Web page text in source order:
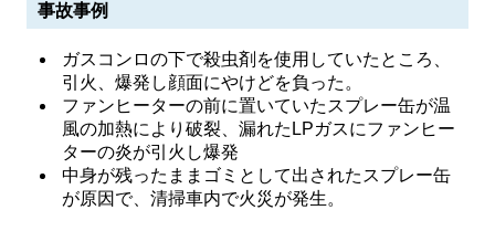
事故事例
ガスコンロの下で殺虫剤を使用していたところ、
引火、爆発し顔面にやけどを負った。
ファンヒーターの前に置いていたスプレー缶が温
風の加熱により破裂、漏れたLPガスにファンヒー
ターの炎が引火し爆発
中身が残ったままゴミとして出されたスプレー缶
が原因で、清掃車内で火災が発生。